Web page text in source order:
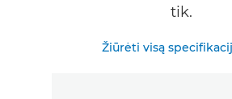
tik.
Žiūrėti visą